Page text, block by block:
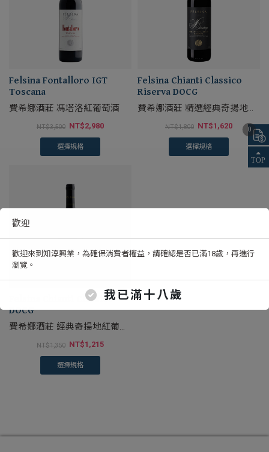
歡迎
歡迎來到知淳興業，為確保消費者權益，請確認是否已滿18歲，再進行
瀏覽。
我已滿十八歲
Felsina Fontalloro IGT
Toscana
費希娜酒莊 馮塔洛紅葡萄酒
NT$3,500 NT$2,980
選擇規格
Felsina Chianti Classico
Riserva DOCG
費希娜酒莊 精選經典奇揚地紅
NT$1,800 NT$1,620
選擇規格
Felsina Chianti Classico
DOCG
費希娜酒莊 經典奇揚地紅葡萄
NT$1,350 NT$1,215
選擇規格
0